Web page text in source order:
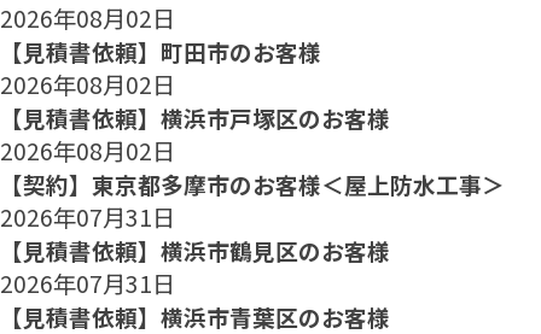
2026年08月02日
【見積書依頼】町田市のお客様
2026年08月02日
【見積書依頼】横浜市戸塚区のお客様
2026年08月02日
【契約】東京都多摩市のお客様＜屋上防水工事＞
2026年07月31日
【見積書依頼】横浜市鶴見区のお客様
2026年07月31日
【見積書依頼】横浜市青葉区のお客様